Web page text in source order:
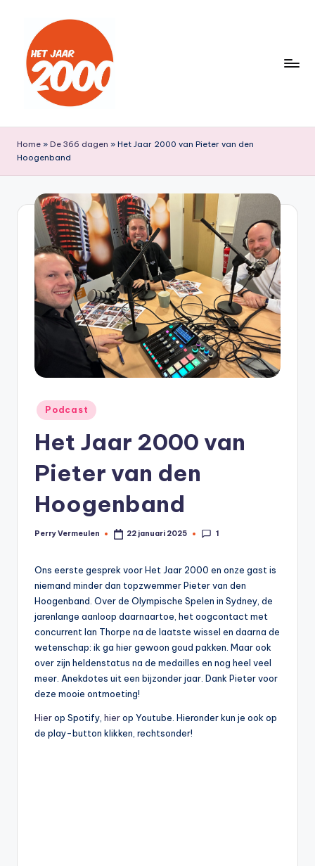
inhoud
e
t
0
lang
het
jaar
2000
Home » De 366 dagen » Het Jaar 2000 van Pieter van den
Hoogenband
Geplaatst
in
Podcast
Het Jaar 2000 van
Pieter van den
Hoogenband
Geplaatst
Perry Vermeulen 22 januari 2025 1
Ons eerste gesprek voor Het Jaar 2000 en onze gast is
niemand minder dan topzwemmer Pieter van den
Hoogenband. Over de Olympische Spelen in Sydney, de
jarenlange aanloop daarnaartoe, het oogcontact met
concurrent Ian Thorpe na de laatste wissel en daarna de
wetenschap: ik ga hier gewoon goud pakken. Maar ook
over zijn heldenstatus na de medailles en nog heel veel
meer. Anekdotes uit een bijzonder jaar. Dank Pieter voor
deze mooie ontmoeting!
Hierop Spotify, hierop Youtube. Hieronder kun je ook op
de play-button klikken, rechtsonder!